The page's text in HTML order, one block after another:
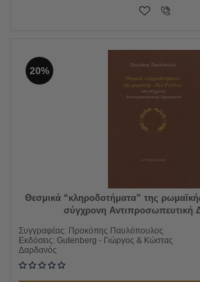
20%
Θεσμικά “κληροδοτήματα” της
σύγχρονη Αντιπροσωπευτική
Συγγραφέας: Προκόπης Παυλόπουλος
Εκδόσεις: Gutenberg - Γιώργος & Κώστας
Δαρδανός